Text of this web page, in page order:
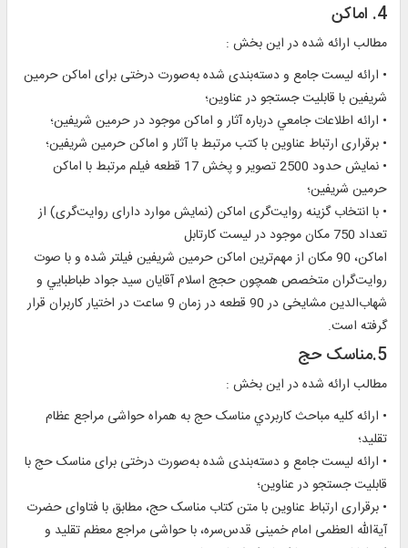
4. اماكن
مطالب ارائه شده در اين بخش :
• ارائه ليست جامع و دسته‌بندی شده به‌صورت درختی برای اماکن حرمين
شريفين با قابليت جستجو در عناوين؛
• ارائه اطلاعات جامعي درباره آثار و اماكن موجود در حرمين شريفين؛
• برقراری ارتباط عناوين با کتب مرتبط با آثار و اماكن حرمين شريفين؛
• نمايش حدود 2500 تصوير و پخش 17 قطعه فيلم مرتبط با اماكن
حرمين شريفين؛
• با انتخاب گزينه روايت‌گری اماکن (نمايش موارد دارای روايت‌گری) از
تعداد 750 مکان موجود در لیست کارتابل
اماکن، 90 مکان از مهم‌ترين اماکن حرمين شريفين فيلتر شده و با صوت
روايت‌گران متخصص همچون حجج اسلام آقايان سيد جواد طباطبايي و
شهاب‌الدين مشايخی در 90 قطعه در زمان 9 ساعت در اختيار کاربران قرار
گرفته است.
5.مناسک حج
مطالب ارائه شده در اين بخش :
• ارائه کليه مباحث کاربردي مناسک حج به همراه حواشی مراجع عظام
تقليد؛
• ارائه ليست جامع و دسته‌بندی شده به‌صورت درختی برای مناسک حج با
قابليت جستجو در عناوين؛
• برقراری ارتباط عناوين با متن کتاب مناسک حج، مطابق با فتاوای حضرت
آیةالله العظمی امام خمینی قدس‌سره، با حواشی مراجع معظم تقلید و